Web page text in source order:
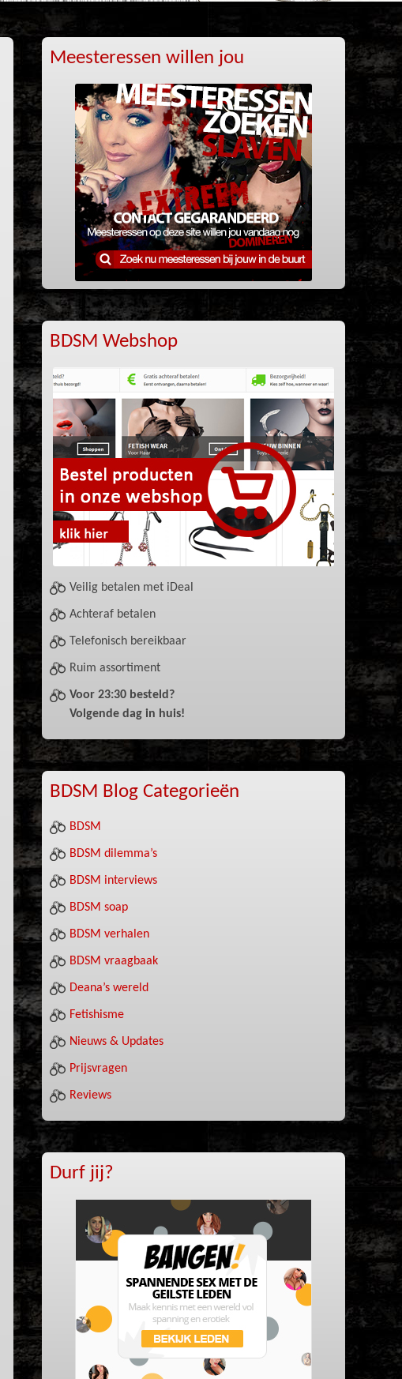
Meesteressen willen jou
BDSM Webshop
Veilig betalen met iDeal
Achteraf betalen
Telefonisch bereikbaar
Ruim assortiment
Voor 23:30 besteld?
Volgende dag in huis!
BDSM Blog Categorieën
BDSM
BDSM dilemma’s
BDSM interviews
BDSM soap
BDSM verhalen
BDSM vraagbaak
Deana’s wereld
Fetishisme
Nieuws & Updates
Prijsvragen
Reviews
Durf jij?